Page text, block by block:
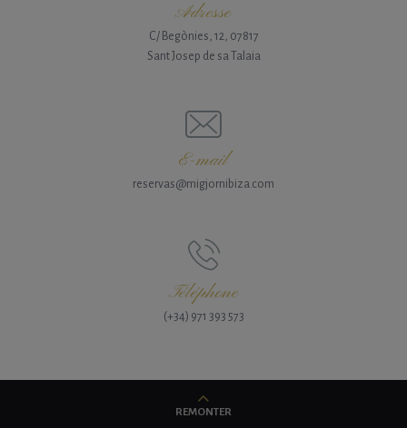
Adresse
C/ Begònies, 12, 07817
Sant Josep de sa Talaia
E-mail
reservas@migjornibiza.com
Téléphone
(+34) 971 393 573
REMONTER